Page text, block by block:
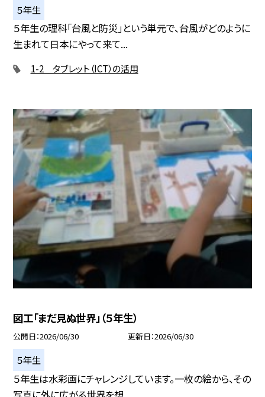
５年生
５年生の理科「台風と防災」という単元で、台風がどのように
生まれて日本にやって来て...
1-2 タブレット（ICT）の活用
図工「まだ見ぬ世界」（５年生）
公開日 2026/06/30 更新日 2026/06/30
５年生
５年生は水彩画にチャレンジしています。一枚の絵から、その